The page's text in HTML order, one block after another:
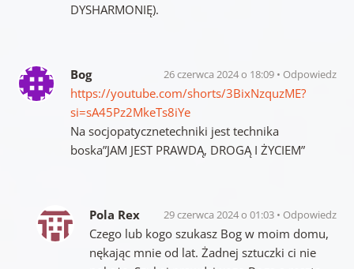
DYSHARMONIĘ).
Bog 26 czerwca 2024 o 18:09 Odpowiedz
https://youtube.com/shorts/3BixNzquzME?
si=sA45Pz2MkeTs8iYe
Na socjopatycznetechniki jest technika
boska”JAM JEST PRAWDĄ, DROGĄ I ŻYCIEM”
Pola Rex 29 czerwca 2024 o 01:03 Odpowiedz
Czego lub kogo szukasz Bog w moim domu,
nękając mnie od lat. Żadnej sztuczki ci nie